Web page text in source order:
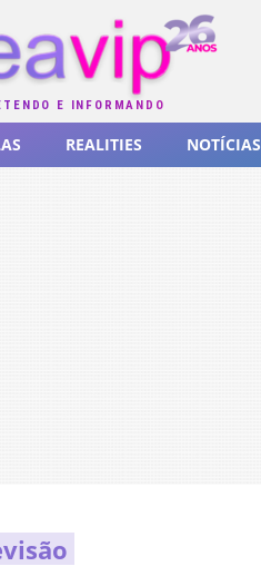
E INFORMANDO
REALITIES NOTÍCIAS